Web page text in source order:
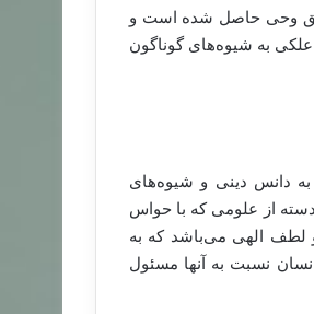
وحی حاصل شده است و
به شیوه‌های گوناگون
به دانس دینی و شیوه‌های
از علومی که با حواس
لطف الهی می‌باشد که به
نسبت به آنها مسئول